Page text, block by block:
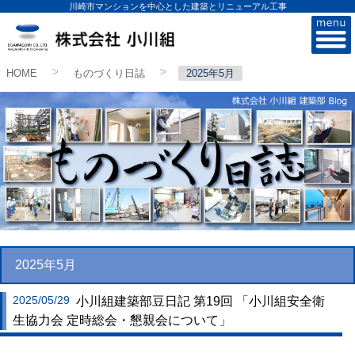
川崎市マンションを中心とした建築とリニューアル工事
HOME >ものづくり日誌 2025年5月
2025年5月
2025/05/29 小川組建築部豆日記 第19回 「小川組安全衛
生協力会 定時総会・懇親会について」